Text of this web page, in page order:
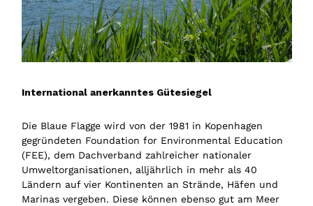
International anerkanntes Gütesiegel
Die Blaue Flagge wird von der 1981 in Kopenhagen
gegründeten Foundation for Environmental Education
(FEE), dem Dachverband zahlreicher nationaler
Umweltorganisationen, alljährlich in mehr als 40
Ländern auf vier Kontinenten an Strände, Häfen und
Marinas vergeben. Diese können ebenso gut am Meer